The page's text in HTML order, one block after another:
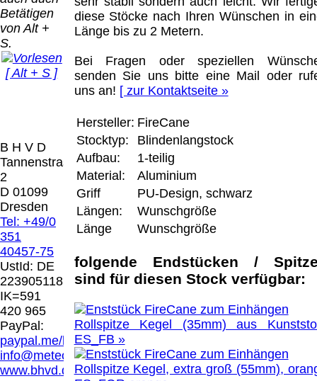
Betätigen
von Alt +
S.
[ Alt + S ]
B H V D
Tannenstrasse
2
D 01099
Dresden
Tel: +49/0
351
40457-75
UstId: DE
223905118
IK=591
420 965
PayPal:
paypal.me/blindenhilfsmittel
info@meteor.vision
www.bhvd.de
diese Stöcke nach Ihren Wünschen in
Länge bis zu 2 Metern.
Bei Fragen oder speziellen
senden Sie uns bitte eine Mail oder
uns an! [ zur Kontaktseite »
Hersteller: FireCane
Stocktyp:
Blindenlangstock
Aufbau:
1-teilig
Material:
Aluminium
Griff
PU-Design, schwarz
Längen:
Wunschgröße
Länge
Wunschgröße
folgende Endstücken /
sind für diesen Stock verfügbar:
Rollspitze Kegel (35mm) aus
ES_FB »
Rollspitze Kegel, extra groß (55mm),
Der Versand erfolgt
als versichertes
Paket.
Selbstabholung
vom Büro oder
Ausstellungen:
0.00 €
Versandart
erhalten Sie per
Lizenzschlüssel
und die
Rechnung /
erhalten also
keinen
Datenträger.
Die in diesem Dokument genannten
Warenzeichen sind Eigentum der jeweiligen
Firmen. Preisänderungen, Irrtümer und
technische Änderungen vorbehalten.
letzte Änderung: 21. Februar 2026 Blinden
Hilfsmittel Vertrieb Dresden,
Mit einem Urteil vom 12.05.1998 - 312 O
85/98 - Haftung für Links hat das Landgericht
Hamburg entschieden, dass man durch die
Anbringung eines Links, die Inhalte der
gelinkten Seite ggf. mit zu verantworten hat.
Dieses kann nur dadurch verhindert werden,